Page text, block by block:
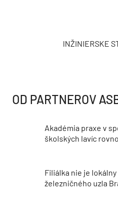
INŽINIERSKE
OD PARTNEROV
Akadémia praxe v
školských lavíc
Filiálka nie je
železničného uzla